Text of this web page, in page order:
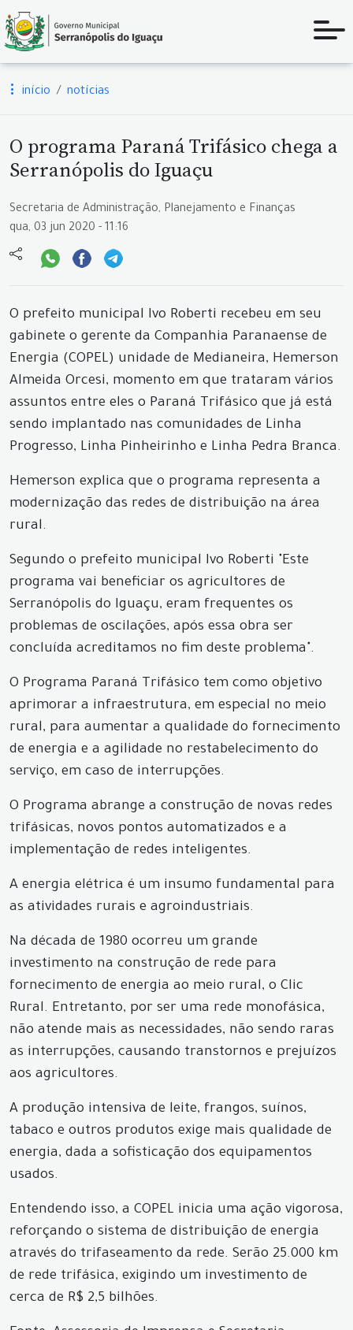
início notícias
O programa Paraná Trifásico chega a
Serranópolis do Iguaçu
Secretaria de Administração, Planejamento e Finanças
qua, 03 jun 2020 - 11:16
O prefeito municipal Ivo Roberti recebeu em seu
gabinete o gerente da Companhia Paranaense de
Energia (COPEL) unidade de Medianeira, Hemerson
Almeida Orcesi, momento em que trataram vários
assuntos entre eles o Paraná Trifásico que já está
sendo implantado nas comunidades de Linha
Progresso, Linha Pinheirinho e Linha Pedra Branca.
Hemerson explica que o programa representa a
modernização das redes de distribuição na área
rural.
Segundo o prefeito municipal Ivo Roberti "Este
programa vai beneficiar os agricultores de
Serranópolis do Iguaçu, eram frequentes os
problemas de oscilações, após essa obra ser
concluída acreditamos no fim deste problema".
O Programa Paraná Trifásico tem como objetivo
aprimorar a infraestrutura, em especial no meio
rural, para aumentar a qualidade do fornecimento
de energia e a agilidade no restabelecimento do
serviço, em caso de interrupções.
O Programa abrange a construção de novas redes
trifásicas, novos pontos automatizados e a
implementação de redes inteligentes.
A energia elétrica é um insumo fundamental para
as atividades rurais e agroindustriais.
Na década de 1980 ocorreu um grande
investimento na construção de rede para
fornecimento de energia ao meio rural, o Clic
Rural. Entretanto, por ser uma rede monofásica,
não atende mais as necessidades, não sendo raras
as interrupções, causando transtornos e prejuízos
aos agricultores.
A produção intensiva de leite, frangos, suínos,
tabaco e outros produtos exige mais qualidade de
energia, dada a sofisticação dos equipamentos
usados.
Entendendo isso, a COPEL inicia uma ação vigorosa,
reforçando o sistema de distribuição de energia
através do trifaseamento da rede. Serão 25.000 km
de rede trifásica, exigindo um investimento de
cerca de R$ 2,5 bilhões.